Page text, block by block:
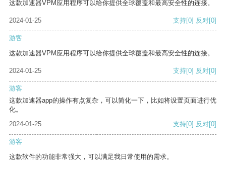
这款加速器VPM应用程序可以给你提供全球覆盖和最高安全性的连接。
2024-01-25 支持[0] 反对[0]
游客
这款加速器VPM应用程序可以给你提供全球覆盖和最高安全性的连接。
2024-01-25 支持[0] 反对[0]
游客
这款加速器app的操作有点复杂，可以简化一下，比如将设置页面进行优
化。
2024-01-25
支持[0] 反对[0]
游客
这款软件的功能非常强大，可以满足我日常使用的需求。